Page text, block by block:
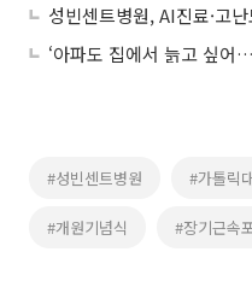
‘아파도 집에서 늙고 싶어
#성빈센트병원 #가톨릭
#개원기념식 #장기근속